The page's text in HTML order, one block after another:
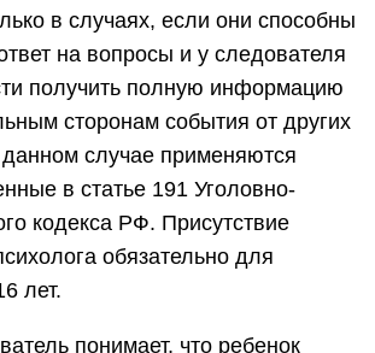
в случаях, если они способны
на вопросы и у следователя
получить полную информацию
сторонам события от других
случае применяются
в статье 191 Уголовно-
кодекса РФ. Присутствие
обязательно для
лет.
понимает, что ребенок